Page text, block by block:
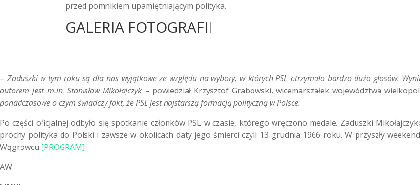
przed pomnikiem upamiętniającym polityka.
GALERIA FOTOGRAFII
– Zaduszki w tym roku są dla nas wyjątkowe ze względu na wybory, w których PSL otrzymało bardzo dużo głosów.
autorem jest m.in. Stanisław Mikołajczyk – powiedział Krzysztof Grabowski, wicemarszałek województwa
ponadczasowe o czym świadczy fakt, że PSL jest najstarszą formacją polityczną w Polsce.
Po części oficjalnej odbyło się spotkanie członków PSL w czasie, którego wręczono medale. Zaduszki
prochy polityka do Polski i zawsze w okolicach daty jego śmierci czyli 13 grudnia 1966 roku. W przyszły
Wągrowcu [PROGRAM]
AW